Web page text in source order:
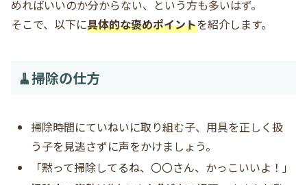
めればいいのか分からない、という方も多いはず。
そこで、以下に具体的な褒めポイントを紹介します。
🧹掃除の仕方
掃除時間にていねいに取り組む子、用具を正しく扱
う子を見逃さずに声をかけましょう。
「黙って掃除してるね、〇〇さん、かっこいいよ！」